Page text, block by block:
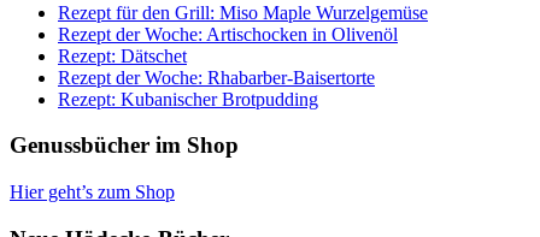
Rezept für den Grill: Miso Maple Wurzelgemüse
Rezept der Woche: Artischocken in Olivenöl
Rezept: Dätschet
Rezept der Woche: Rhabarber-Baisertorte
Rezept: Kubanischer Brotpudding
Genussbücher im Shop
Hier geht’s zum Shop